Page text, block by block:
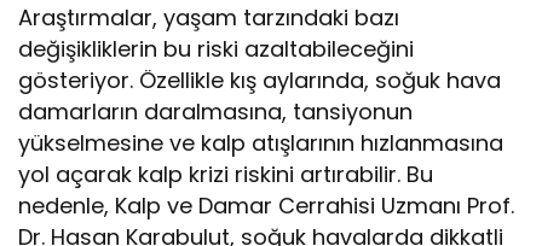
Araştırmalar, yaşam tarzındaki bazı
değişikliklerin bu riski azaltabileceğini
gösteriyor. Özellikle kış aylarında, soğuk hava
damarların daralmasına, tansiyonun
yükselmesine ve kalp atışlarının hızlanmasına
yol açarak kalp krizi riskini artırabilir. Bu
nedenle, Kalp ve Damar Cerrahisi Uzmanı Prof.
Dr. Hasan Karabulut, soğuk havalarda dikkatli